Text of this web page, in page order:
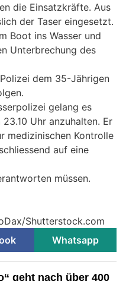
die Einsatzkräfte. Aus
der Taser eingesetzt.
Boot ins Wasser und
Unterbrechung des
dem 35-Jährigen
gelang es
Uhr anzuhalten. Er
medizinischen Kontrolle
auf eine
müssen.
Shutterstock.com
Whatsapp
geht nach über 400